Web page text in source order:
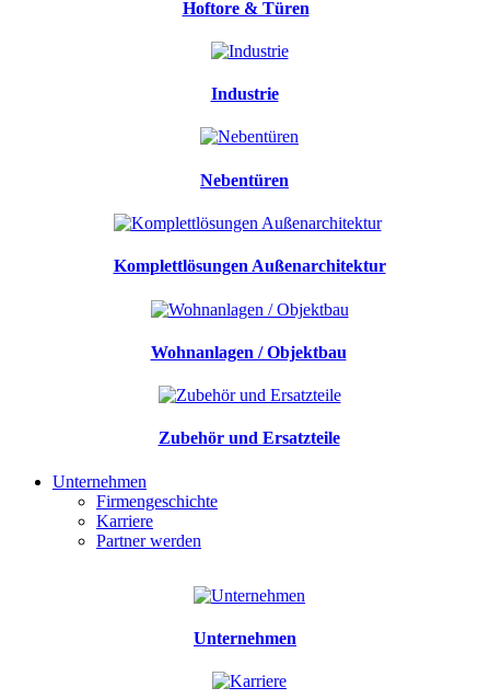
Hoftore & Türen
Industrie
Nebentüren
Komplettlösungen Außenarchitektur
Wohnanlagen / Objektbau
Zubehör und Ersatzteile
Unternehmen
Firmengeschichte
Karriere
Partner werden
Unternehmen